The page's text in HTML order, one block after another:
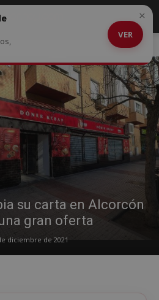
su carta en Alcorcón
gran oferta
diciembre de 2021
VER
×